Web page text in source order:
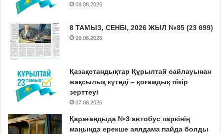
08.08.2026
8 ТАМЫЗ, СЕНБІ, 2026 ЖЫЛ №85 (23 699)
08.08.2026
Қазақстандықтар Құрылтай сайлауынан
жақсылық күтеді – қоғамдық пікір
зерттеуі
07.08.2026
Қарағандыда №3 автобус паркінің
маңында ерекше аялдама пайда болды